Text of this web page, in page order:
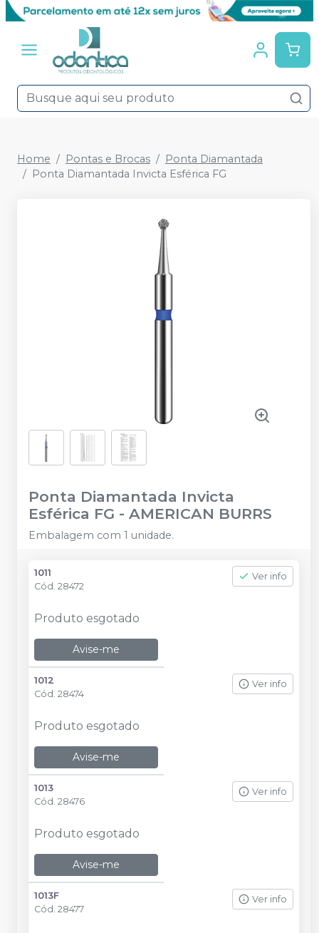
Home Pontas e Brocas
Ponta Diamantada
Ponta Diamantada Invicta Esférica FG
Ponta Diamantada Invicta
Esférica FG - AMERICAN BURRS
Embalagem com 1 unidade.
1011
Cód. 28472
Ver info
Produto esgotado
Avise-me
1012
Cód. 28474
Ver info
Produto esgotado
Avise-me
1013
Cód. 28476
Ver info
Produto esgotado
Avise-me
1013F
Cód. 28477
Ver info